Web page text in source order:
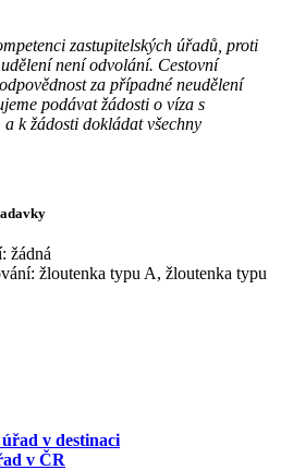
zastupitelských úřadů, proti
není odvolání. Cestovní
za případné neudělení
podávat žádosti o víza s
k žádosti dokládat všechny
žádná
žloutenka typu A, žloutenka typu
v destinaci
v ČR